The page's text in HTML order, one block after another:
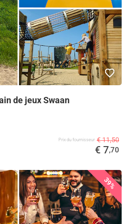
de jeux Swaan
Prix ​​du fournisseur € 11,50
€ 7,70
39%